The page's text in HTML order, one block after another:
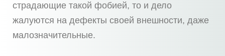
страдающие такой фобией, то и дело
жалуются на дефекты своей внешности, даже
малозначительные.